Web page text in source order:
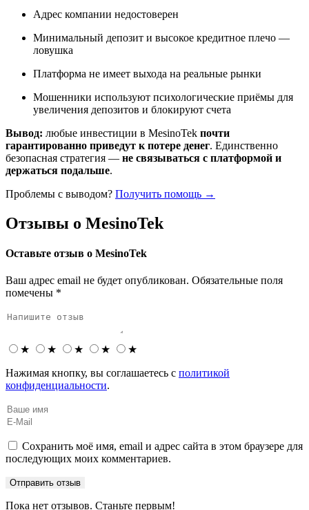
Адрес компании недостоверен
Минимальный депозит и высокое кредитное плечо —
ловушка
Платформа не имеет выхода на реальные рынки
Мошенники используют психологические приёмы для
увеличения депозитов и блокируют счета
Вывод: любые инвестиции в MesinoTek почти
гарантированно приведут к потере денег. Единственно
безопасная стратегия — не связываться с платформой и
держаться подальше.
Проблемы с выводом? Получить помощь →
Отзывы о MesinoTek
Оставьте отзыв о MesinoTek
Ваш адрес email не будет опубликован. Обязательные поля
помечены *
★ ★ ★ ★
★
Нажимая кнопку, вы соглашаетесь с политикой
конфиденциальности.
Сохранить моё имя, email и адрес сайта в этом браузере для
последующих моих комментариев.
Пока нет отзывов. Станьте первым!